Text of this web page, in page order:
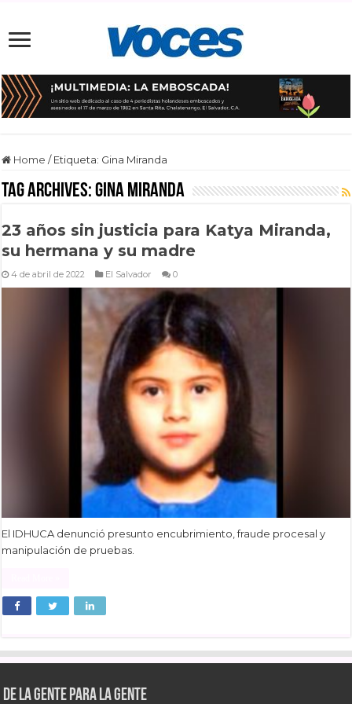
Home / Etiqueta: Gina Miranda
Tag Archives:Gina Miranda
23 años sin justicia para Katya Miranda,
su hermana y su madre
4 de abril de 2022 El Salvador 0
El IDHUCA denunció presunto encubrimiento, fraude procesal y
manipulación de pruebas.
De la gente para la gente